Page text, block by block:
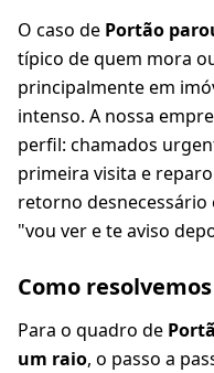
O caso de Portão
típico de quem mora
principalmente em
intenso. A nossa
perfil: chamados
primeira visita e
retorno desnecessário
"vou ver e te aviso
Como
Para o quadro de
um raio, o passo a